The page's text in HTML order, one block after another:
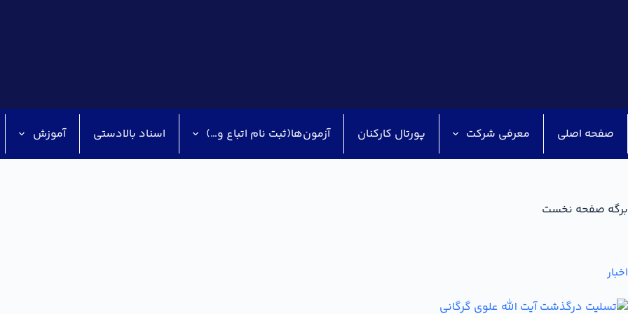
صفحه اصلی معرفی شرکت پورتال کارکنان آزمون‌ها(ثبت نام اتباع و…) اسناد بالادستی آموزش
برگه صفحه نخست
اخبار